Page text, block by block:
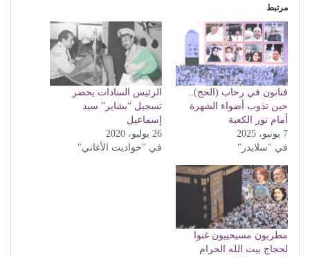
مرتبط
فنانون في رحاب (الحج)..
حين تذوب أضواء الشهرة
أمام نور الكعبة
7 يونيو، 2025
في "سلايدر"
الرئيس السادات يحضر
تسجيل “بشاير” سيد
إسماعيل
26 يوليو، 2020
في "حواديت الأغاني"
مطربون مسيحييون غنوا
لحجاج بيت الله الحرام